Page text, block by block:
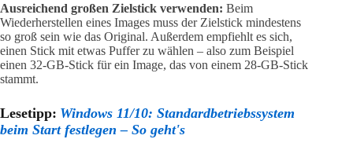
Ausreichend großen Zielstick verwenden: Beim
Wiederherstellen eines Images muss der Zielstick mindestens
so groß sein wie das Original. Außerdem empfiehlt es sich,
einen Stick mit etwas Puffer zu wählen – also zum Beispiel
einen 32-GB-Stick für ein Image, das von einem 28-GB-Stick
stammt.
Lesetipp: Windows 11/10: Standardbetriebssystem
beim Start festlegen – So geht's